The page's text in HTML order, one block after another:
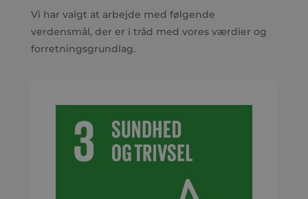
Vi har valgt at arbejde med følgende
verdensmål, der er i tråd med vores værdier og
forretningsgrundlag.